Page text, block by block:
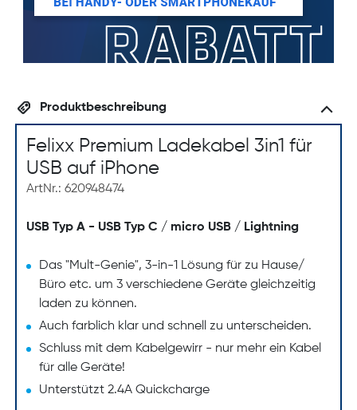
Produktbeschreibung
Felixx Premium Ladekabel 3in1 für
USB auf iPhone
ArtNr.: 620948474
USB Typ A - USB Typ C / micro USB / Lightning
Das "Mult-Genie", 3-in-1 Lösung für zu Hause/
Büro etc. um 3 verschiedene Geräte gleichzeitig
laden zu können.
Auch farblich klar und schnell zu unterscheiden.
Schluss mit dem Kabelgewirr - nur mehr ein Kabel
für alle Geräte!
Unterstützt 2.4A Quickcharge